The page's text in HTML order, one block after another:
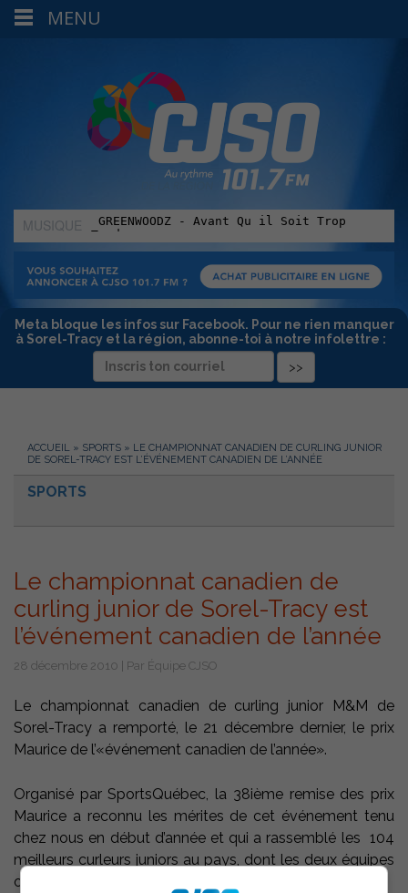
MUSIQUE
:
Meta bloque les infos sur Facebook. Pour ne rien manquer
à Sorel-Tracy et la région, abonne-toi à notre infolettre :
ACCUEIL » SPORTS » LE CHAMPIONNAT CANADIEN DE CURLING JUNIOR
DE SOREL-TRACY EST L’ÉVÉNEMENT CANADIEN DE L’ANNÉE
SPORTS
Le championnat canadien de
curling junior de Sorel-Tracy est
l’événement canadien de l’année
28 décembre 2010 | Par Équipe CJSO
Le championnat canadien de curling junior M&M de
Sorel-Tracy a remporté, le 21 décembre dernier, le prix
Maurice de l’«événement canadien de l’année».
Organisé par SportsQuébec, la 38ième remise des prix
Maurice a reconnu les mérites de cet événement tenu
chez nous en début d’année et qui a rassemblé les 104
meilleurs curleurs juniors au pays, dont les deux équipes
ontariennes, championnes chez les filles et les garçons.
MENU